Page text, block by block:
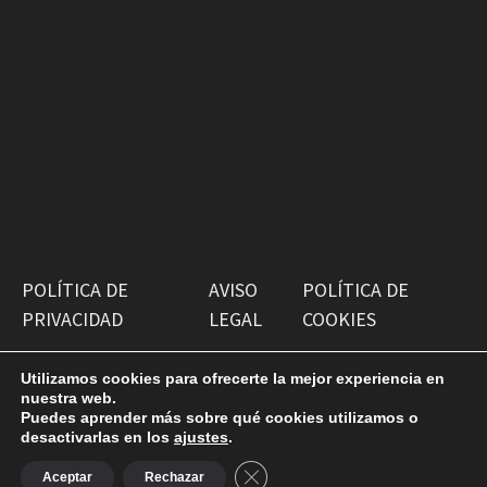
POLÍTICA DE
PRIVACIDAD
AVISO
LEGAL
POLÍTICA DE
COOKIES
Antiguako Pilotazaleok
WordPress
.
Utilizamos cookies para ofrecerte la mejor experiencia en
nuestra web.
Puedes aprender más sobre qué cookies utilizamos o
desactivarlas en los ajustes.
Aceptar Rechazar CERRAR EL BANNER DE